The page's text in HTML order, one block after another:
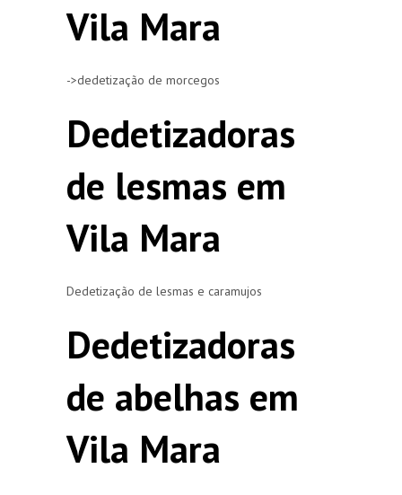
Vila Mara
->dedetização de morcegos
Dedetizadoras
de lesmas em
Vila Mara
Dedetização de lesmas e caramujos
Dedetizadoras
de abelhas em
Vila Mara